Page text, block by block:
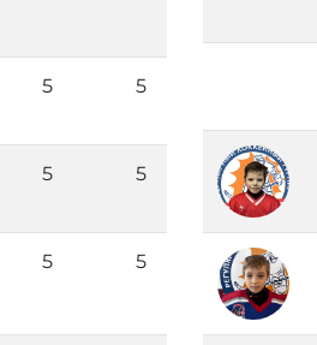
5 5
5 5
5 5